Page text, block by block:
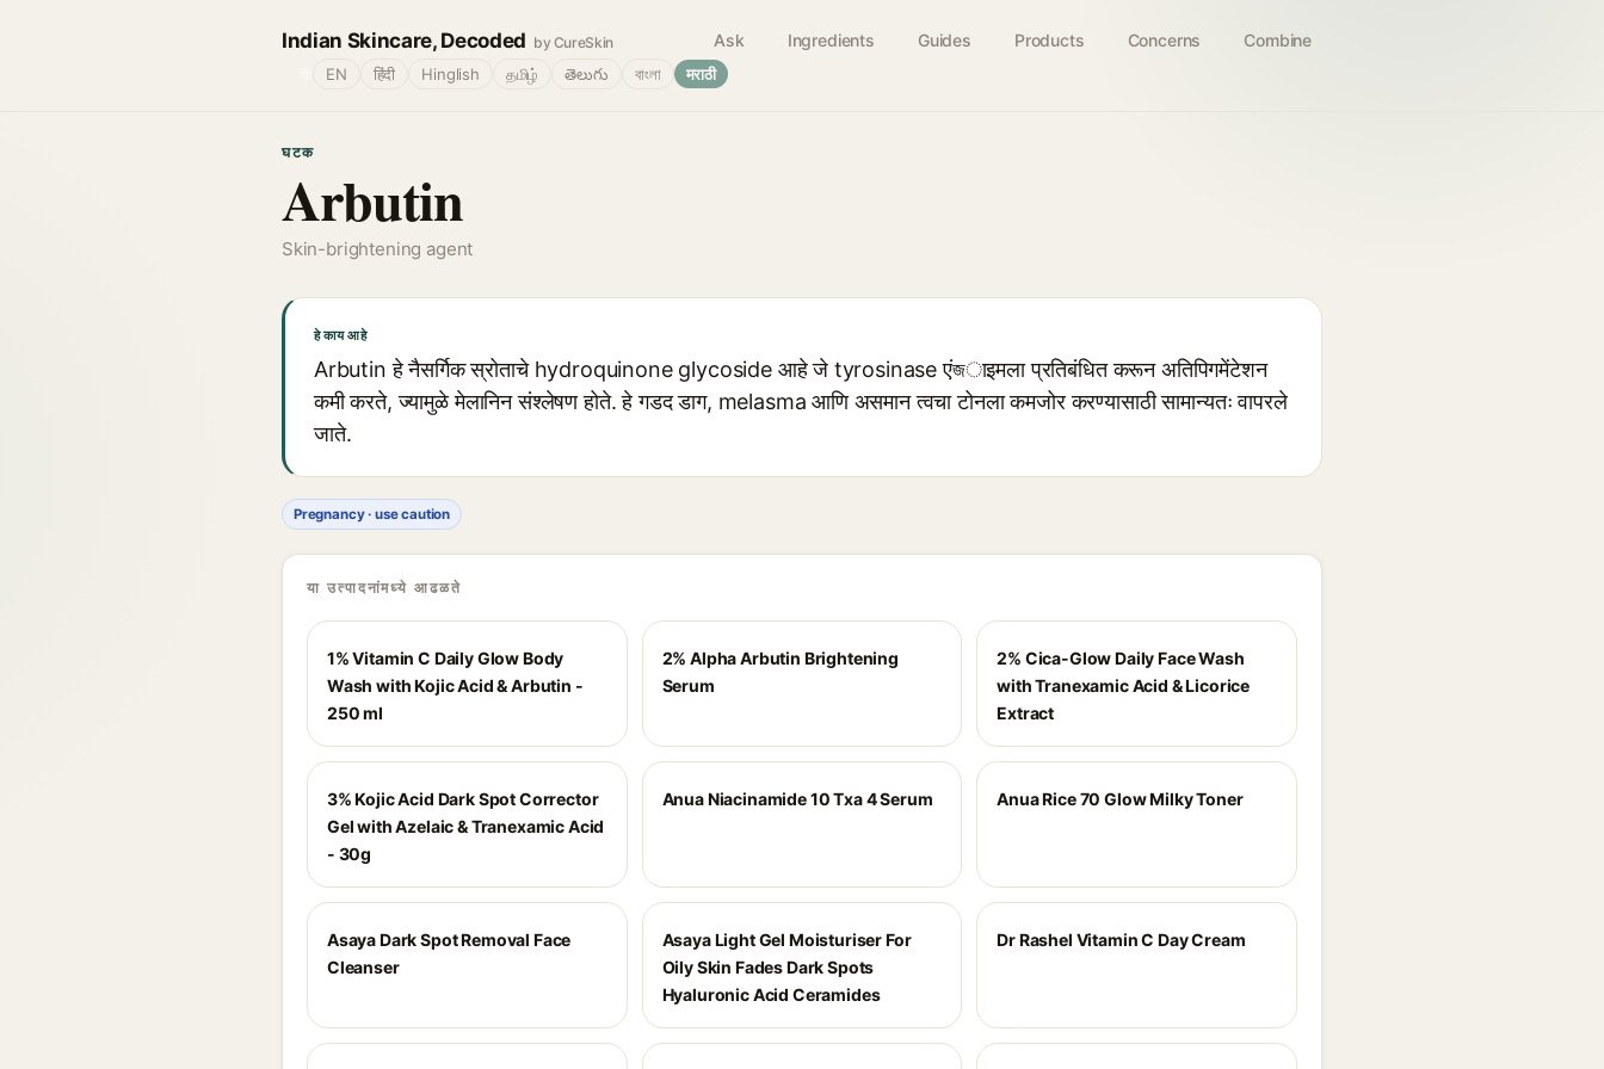
Indian Skincare, Decoded by CureSkin Ask Ingredients Guides Products Concerns Combine
EN हिंदी Hinglish தமிழ் తెలుగు বাংলা मराठी
घटक
Arbutin
Skin-brightening agent
हे काय आहे
Arbutin हे नैसर्गिक स्रोताचे hydroquinone glycoside आहे जे tyrosinase एंজाइमला प्रतिबंधित करून अतिपिगमेंटेशन
कमी करते, ज्यामुळे मेलानिन संश्लेषण होते. हे गडद डाग, melasma आणि असमान त्वचा टोनला कमजोर करण्यासाठी सामान्यतः वापरले
जाते.
Pregnancy · use caution
या उत्पादनांमध्ये आढळते
1% Vitamin C Daily Glow Body
Wash with Kojic Acid & Arbutin -
250 ml
2% Alpha Arbutin Brightening
Serum
2% Cica-Glow Daily Face Wash
with Tranexamic Acid & Licorice
Extract
3% Kojic Acid Dark Spot Corrector
Gel with Azelaic & Tranexamic Acid
- 30g
Anua Niacinamide 10 Txa 4 Serum Anua Rice 70 Glow Milky Toner
Asaya Dark Spot Removal Face
Cleanser
Asaya Light Gel Moisturiser For
Oily Skin Fades Dark Spots
Hyaluronic Acid Ceramides
Dr Rashel Vitamin C Day Cream